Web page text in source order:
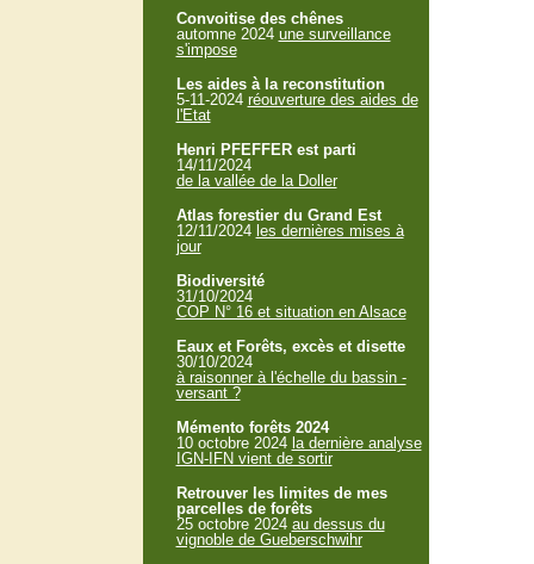
Convoitise des chênes
automne 2024 une surveillance
s'impose
Les aides à la reconstitution
5-11-2024 réouverture des aides de
l'Etat
Henri PFEFFER est parti
14/11/2024
de la vallée de la Doller
Atlas forestier du Grand Est
12/11/2024 les dernières mises à
jour
Biodiversité
31/10/2024
COP N° 16 et situation en Alsace
Eaux et Forêts, excès et disette
30/10/2024
à raisonner à l'échelle du bassin -
versant ?
Mémento forêts 2024
10 octobre 2024 la dernière analyse
IGN-IFN vient de sortir
Retrouver les limites de mes
parcelles de forêts
25 octobre 2024 au dessus du
vignoble de Gueberschwihr